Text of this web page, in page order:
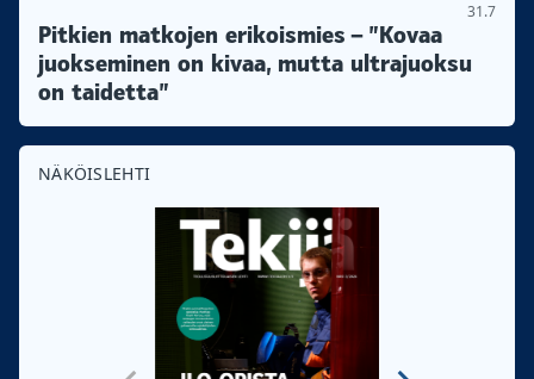
31.7
Pitkien matkojen erikoismies – ”Kovaa
juokseminen on kivaa, mutta ultrajuoksu
on taidetta”
NÄKÖISLEHTI